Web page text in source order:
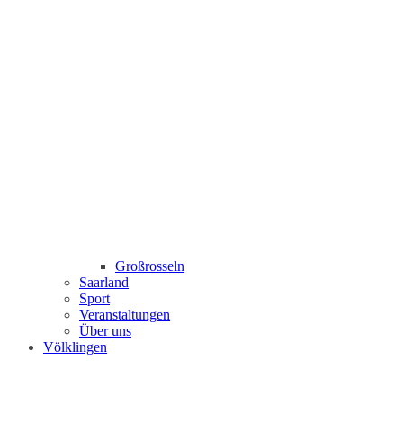
Großrosseln
Saarland
Sport
Veranstaltungen
Über uns
Völklingen